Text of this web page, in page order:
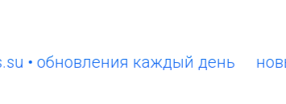
каждый день новый